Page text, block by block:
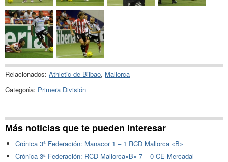
Relacionados: Athletic de Bilbao, Mallorca
Categoría: Primera División
Más noticias que te pueden interesar
Crónica 3ª Federación: Manacor 1 – 1 RCD Mallorca «B»
Crónica 3ª Federación: RCD Mallorca»B» 7 – 0 CE Mercadal